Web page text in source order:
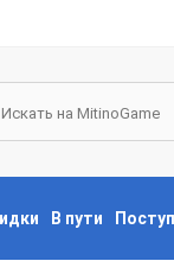
В пути